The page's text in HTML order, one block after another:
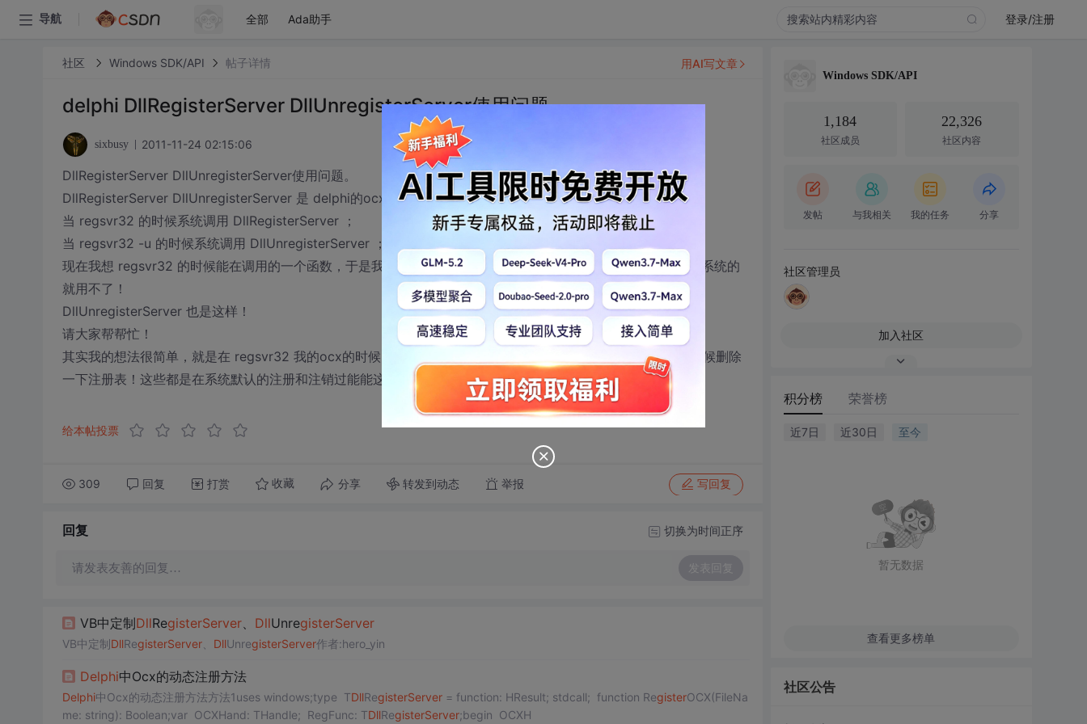
导航 全部 Ada助手 登录/注册
社区 Windows SDK/API 帖子详情
delphi DllRegisterServer DllUnregisterServer使用问题
sixbusy 2011-11-24 02:15:06
DllRegisterServer DllUnregisterServer使用问题。
DllRegisterServer DllUnregisterServer 是 delphi的ocx自动添加的！我不用去实现（delphi有默认的实现）！
当 regsvr32 的时候系统调用 DllRegisterServer ；
当 regsvr32 -u 的时候系统调用 DllUnregisterServer ；
现在我想 regsvr32 的时候能在调用的一个函数，于是我重载了DllRegisterServer ，我的函数能调用了，但原来系统的
就用不了！
DllUnregisterServer 也是这样！
请大家帮帮忙！
其实我的想法很简单，就是在 regsvr32 我的ocx的时候，我能得到一个通知，写一下注册表，regsvr32 -u 的时候删除
一下注册表！这些都是在系统默认的注册和注销过能能这却执行的前提下！
给本帖投票
309 回复 打赏 收藏 分享 转发到动态 举报 写回复
用AI写文章
回复 切换为时间正序
请发表友善的回复… 发表回复
VB中定制DllRegisterServer、 DllUnregisterServer
VB中定制DllRegisterServer、 DllUnregisterServer作者:hero_yin
Delphi中Ocx的动态注册方法
Delphi中Ocx的动态注册方法方法1uses windows;type TDllRegisterServer= function: HResult; stdcall; function RegisterOCX(FileNa
me: string): Boolean;var OCXHand: THandle; RegFunc: TDllRegisterServer;begin OCXH
Windows SDK/API
1,184
社区成员
22,326
社区内容
发帖 与我相关 我的任务 分享
社区管理员
加入社区
积分榜 荣誉榜
近7日 近30日 至今
暂无数据
查看更多榜单
社区公告